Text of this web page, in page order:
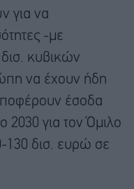
για να
-με
κυβικών
να έχουν ήδη
έσοδα
2030 για τον Όμιλο
130 δισ. ευρώ σε